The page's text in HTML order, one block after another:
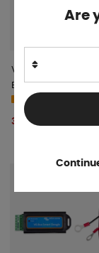
Victron
BMV-702/712
4-9 dagar
389 kr
Are